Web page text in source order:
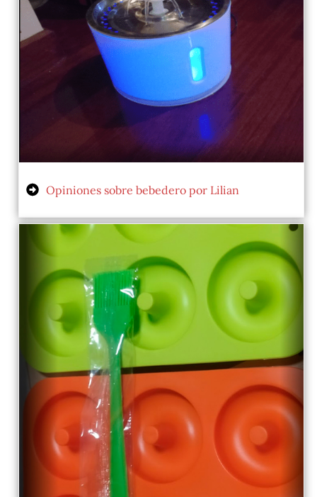
Opiniones sobre bebedero por Lilian